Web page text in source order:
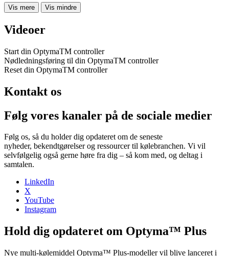
Vis mere Vis mindre
Videoer
Start din OptymaTM controller
Nødledningsføring til din OptymaTM controller
Reset din OptymaTM controller
Kontakt os
Følg vores kanaler på de sociale medier
Følg os, så du holder dig opdateret om de seneste
nyheder, bekendtgørelser og ressourcer til kølebranchen. Vi vil
selvfølgelig også gerne høre fra dig – så kom med, og deltag i
samtalen.
LinkedIn
X
YouTube
Instagram
Hold dig opdateret om Optyma™ Plus
Nye multi-kølemiddel Optyma™ Plus-modeller vil blive lanceret i